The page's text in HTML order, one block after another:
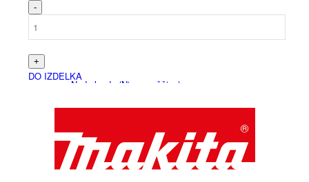
Nederlands (Nizozemščina )
DO IZDELKA